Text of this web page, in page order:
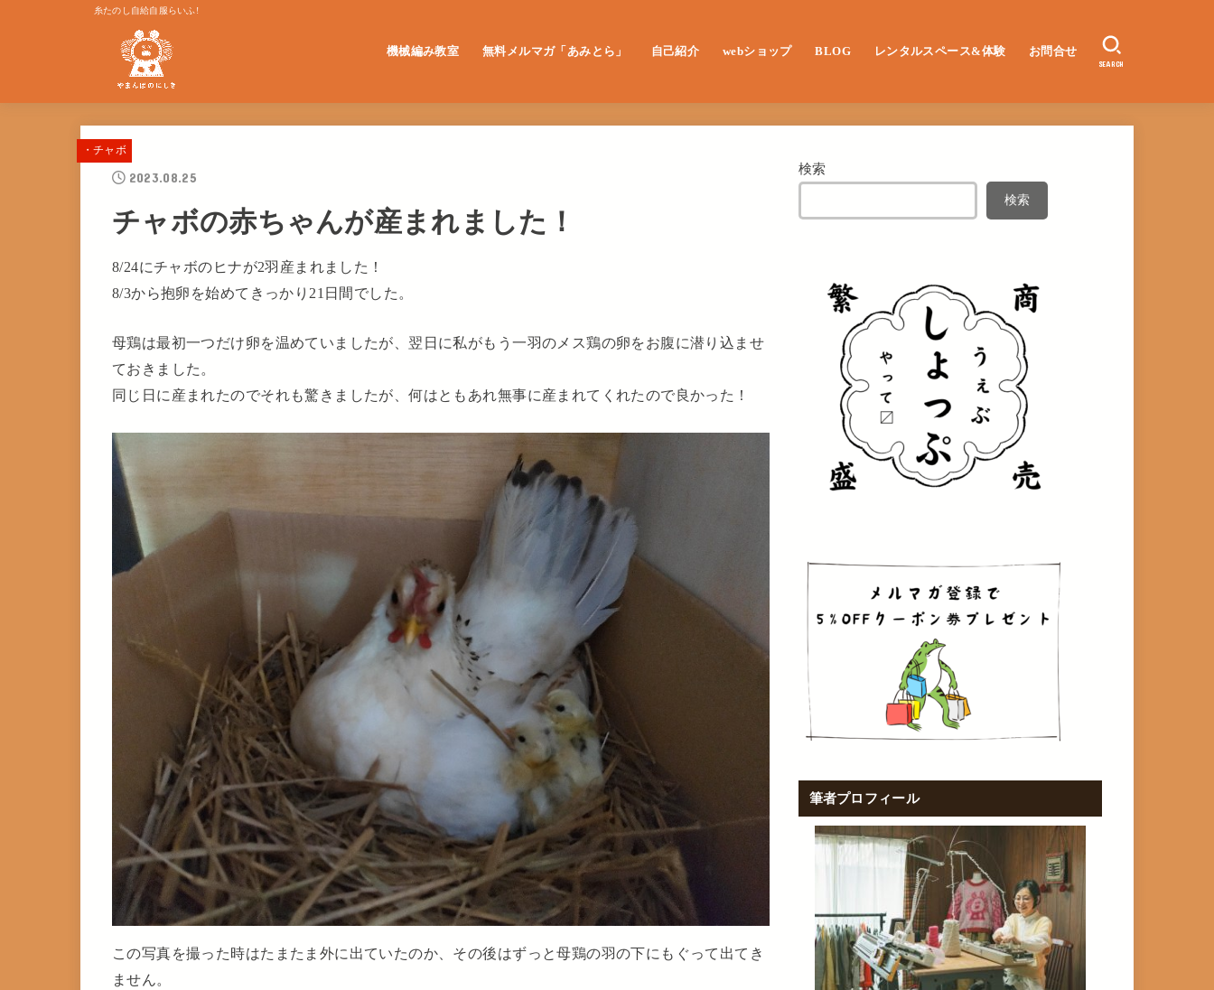
糸たのし自給自服らいふ!
機械編み教室 無料メルマガ「あみとら」 自己紹介 webショップ BLOG レンタルスペース&体験 お問合せ
SEARCH
・チャボ
2023.08.25
チャボの赤ちゃんが産まれました！
8/24にチャボのヒナが2羽産まれました！
8/3から抱卵を始めてきっかり21日間でした。
母鶏は最初一つだけ卵を温めていましたが、翌日に私がもう一羽のメス鶏の卵をお腹に潜り込ませ
ておきました。
同じ日に産まれたのでそれも驚きましたが、何はともあれ無事に産まれてくれたので良かった！
この写真を撮った時はたまたま外に出ていたのか、その後はずっと母鶏の羽の下にもぐって出てき
ません。
検索
検索
筆者プロフィール